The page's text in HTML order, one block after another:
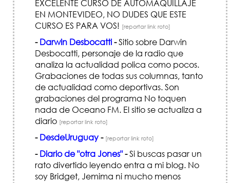
EXCELENTE CURSO DE AUTOMAQUILLAJE
EN MONTEVIDEO, NO DUDES QUE ESTE
CURSO ES PARA VOS! [reportar link roto]
- Darwin Desbocatti-Sitio sobre Darwin
Desbocatti, personaje de la radio que
analiza la actualidad polica como pocos.
Grabaciones de todas sus columnas, tanto
de actualidad como deportivas. Son
grabaciones del programa No toquen
nada de Oceano FM. El sitio se actualiza a
diario [reportar link roto]
- DesdeUruguay- [reportar link roto]
- Diario de "otra Jones"-Si buscas pasar un
rato divertido leyendo entra a mi blog. No
soy Bridget, Jemima ni mucho menos